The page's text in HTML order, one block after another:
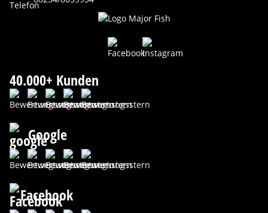
40.000+ Kunden
Google
Facebook